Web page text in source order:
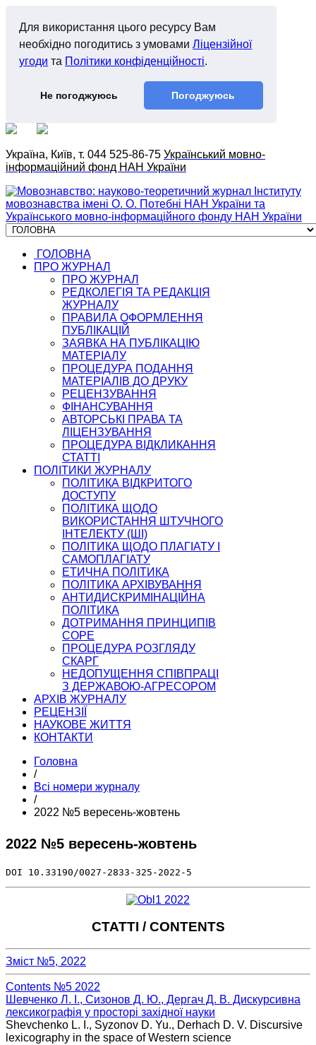
Для використання цього ресурсу Вам
необхідно погодитись з умовамиЛіцензійної
угоди та Політики конфіденційності.
Не погоджуюсь Погоджуюсь
Україна, Київ, т. 044 525-86-75 Український мовно-
інформаційний фонд НАН України
ГОЛОВНА
ПРО ЖУРНАЛ
ПРО ЖУРНАЛ
РЕДКОЛЕГІЯ ТА РЕДАКЦІЯ
ЖУРНАЛУ
ПРАВИЛА ОФОРМЛЕННЯ
ПУБЛІКАЦІЙ
ЗАЯВКА НА ПУБЛІКАЦІЮ
МАТЕРІАЛУ
ПРОЦЕДУРА ПОДАННЯ
МАТЕРІАЛІВ ДО ДРУКУ
РЕЦЕНЗУВАННЯ
ФІНАНСУВАННЯ
АВТОРСЬКІ ПРАВА ТА
ЛІЦЕНЗУВАННЯ
ПРОЦЕДУРА ВІДКЛИКАННЯ
СТАТТІ
ПОЛІТИКИ ЖУРНАЛУ
ПОЛІТИКА ВІДКРИТОГО
ДОСТУПУ
ПОЛІТИКА ЩОДО
ВИКОРИСТАННЯ ШТУЧНОГО
ІНТЕЛЕКТУ (ШІ)
ПОЛІТИКА ЩОДО ПЛАГІАТУ І
САМОПЛАГІАТУ
ЕТИЧНА ПОЛІТИКА
ПОЛІТИКА АРХІВУВАННЯ
АНТИДИСКРИМІНАЦІЙНА
ПОЛІТИКА
ДОТРИМАННЯ ПРИНЦИПІВ
COPE
ПРОЦЕДУРА РОЗГЛЯДУ
СКАРГ
НЕДОПУЩЕННЯ СПІВПРАЦІ
З ДЕРЖАВОЮ-АГРЕСОРОМ
АРХІВ ЖУРНАЛУ
РЕЦЕНЗІЇ
НАУКОВЕ ЖИТТЯ
КОНТАКТИ
Головна
/
Всі номери журналу
/
2022 №5 вересень-жовтень
2022 №5 вересень-жовтень
DOI 10.33190/0027-2833-325-2022-5
СТАТТІ / CONTENTS
Зміст №5, 2022
Contents №5 2022
Шевченко Л. І., Сизонов Д. Ю., Дергач Д. В. Дискурсивна
лексикографія у просторі західної науки
Shevchenko L. I., Syzonov D. Yu., Derhach D. V. Discursive
lexicography in the space of Western science